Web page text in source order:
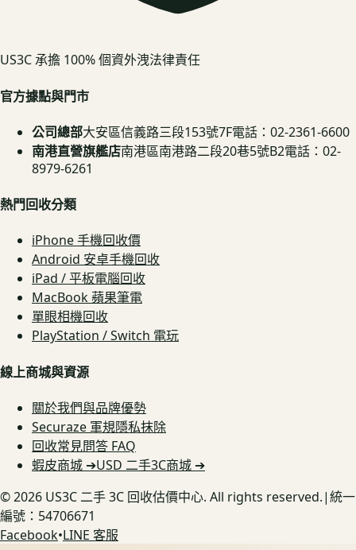
US3C 承擔 100% 個資外洩法律責任
官方據點與門市
公司總部大安區信義路三段153號7F電話：02-2361-6600
南港直營旗艦店南港區南港路二段20巷5號B2電話：02-
8979-6261
熱門回收分類
iPhone 手機回收價
Android 安卓手機回收
iPad / 平板電腦回收
MacBook 蘋果筆電
單眼相機回收
PlayStation / Switch 電玩
線上商城與資源
關於我們與品牌優勢
Securaze 軍規隱私抹除
回收常見問答 FAQ
蝦皮商城 ➔USD 二手3C商城 ➔
©2026 US3C 二手 3C 回收估價中心. All rights reserved.|統一
編號：54706671
Facebook•LINE 客服